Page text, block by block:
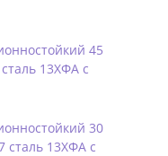
45
13ХФА с
30
сталь 13ХФА с